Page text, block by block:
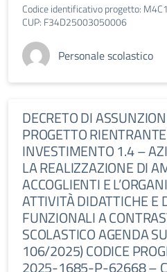
Codice identificativo progetto:
CUP: F34D25003050006
Personale scolastico
DECRETO DI
PROGETTO
INVESTIMENTO 1.4 –
LA REALIZZAZIONE DI
ACCOGLIENTI E
ATTIVITÀ DIDATTICHE E
FUNZIONALI A
SCOLASTICO AGENDA
106/2025) CODICE
2025-1685-P-62668 –